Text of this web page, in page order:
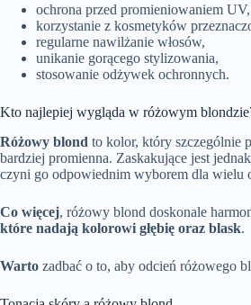
ochrona przed promieniowaniem UV,
korzystanie z kosmetyków
regularne nawilżanie włosów,
unikanie gorącego stylizowania,
stosowanie odżywek ochronnych.
Kto najlepiej wygląda w różowym
Różowy blond to kolor, który szczególnie
bardziej promienna. Zaskakujące jest
czyni go odpowiednim wyborem dla wielu
Co więcej, różowy blond doskonale
które nadają kolorowi głębię oraz blask.
Warto zadbać o to, aby odcień różowego